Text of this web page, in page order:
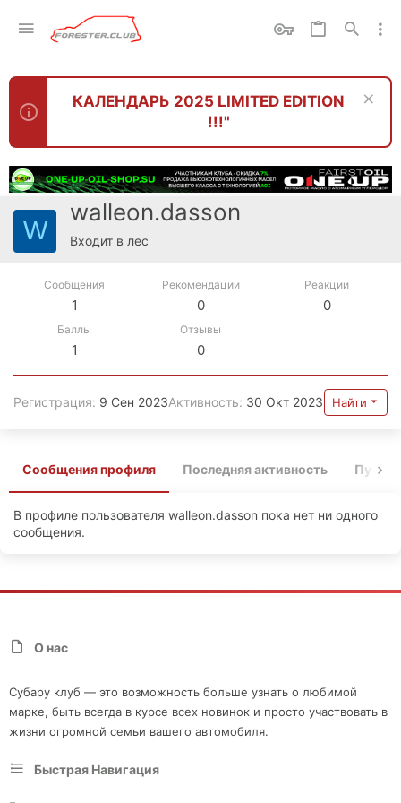
КАЛЕНДАРЬ 2025 LIMITED EDITION
!!!"
W
walleon.dasson
Входит в лес
Сообщения
1
Рекомендации
0
Реакции
0
Баллы
1
Отзывы
0
Регистрация 9 Сен 2023Активность 30 Окт 2023 Найти
Сообщения профиля Последняя активность
В профиле пользователя walleon.dasson пока нет ни одного
сообщения.
О нас
Субару клуб — это возможность больше узнать о любимой
марке, быть всегда в курсе всех новинок и просто участвовать в
жизни огромной семьи вашего автомобиля.
Быстрая Навигация